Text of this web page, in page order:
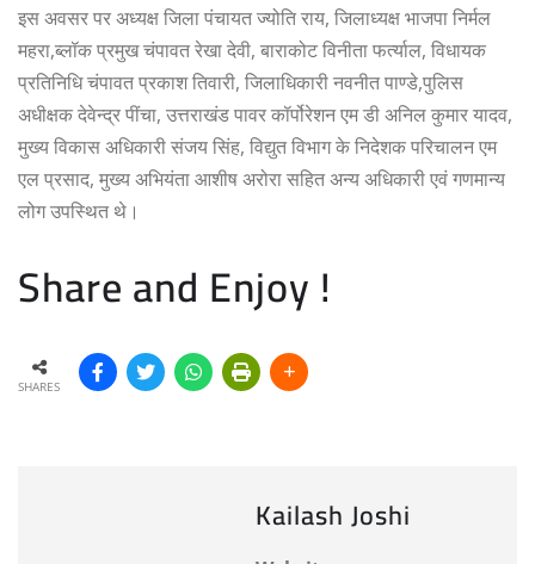
इस अवसर पर अध्यक्ष जिला पंचायत ज्योति राय, जिलाध्यक्ष भाजपा निर्मल
महरा,ब्लॉक प्रमुख चंपावत रेखा देवी, बाराकोट विनीता फर्त्याल, विधायक
प्रतिनिधि चंपावत प्रकाश तिवारी, जिलाधिकारी नवनीत पाण्डे,पुलिस
अधीक्षक देवेन्द्र पींचा, उत्तराखंड पावर कॉर्पोरेशन एम डी अनिल कुमार यादव,
मुख्य विकास अधिकारी संजय सिंह, विद्युत विभाग के निदेशक परिचालन एम
एल प्रसाद, मुख्य अभियंता आशीष अरोरा सहित अन्य अधिकारी एवं गणमान्य
लोग उपस्थित थे।
Share and Enjoy !
SHARES
Kailash Joshi